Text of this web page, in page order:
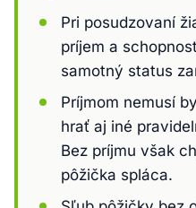
Pri posudzovaní
príjem a
samotný status
Príjmom nemusí
hrať aj iné
Bez príjmu však
pôžička spláca.